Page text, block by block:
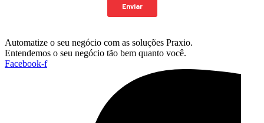
Automatize o seu negócio com as soluções Praxio.
Entendemos o seu negócio tão bem quanto você.
Facebook-f